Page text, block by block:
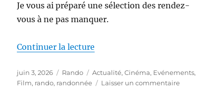
Je vous ai préparé une sélection des rendez-
vous à ne pas manquer.
Continuer la lecture
Publié
le
juin 3, 2026 Catégories
Rando Étiquettes
Actualité,Cinéma, Evénements,
Film, rando, randonnée Laisser un commentairesur